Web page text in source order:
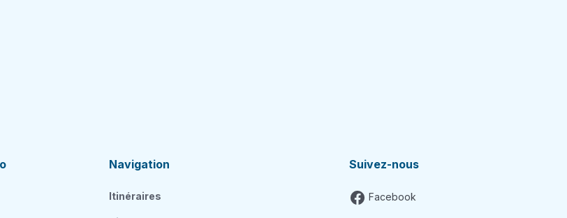
Navigation Suivez-nous